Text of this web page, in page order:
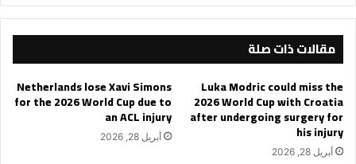
مقالات ذات صلة
Luka Modric could miss the
2026 World Cup with Croatia
after undergoing surgery for
his injury
أبريل 28, 2026
Netherlands lose Xavi Simons
for the 2026 World Cup due to
an ACL injury
أبريل 28, 2026